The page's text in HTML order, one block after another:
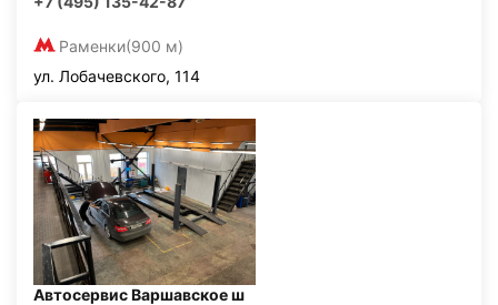
Раменки(900 м)
ул. Лобачевского, 114
Автосервис Варшавское ш